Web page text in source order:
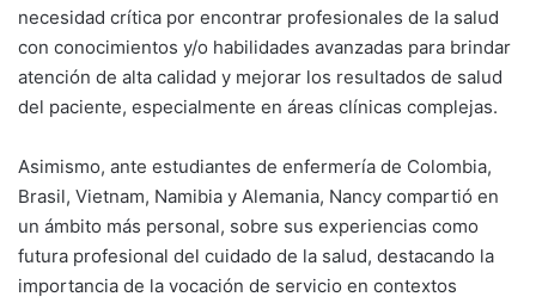
necesidad crítica por encontrar profesionales de la salud
con conocimientos y/o habilidades avanzadas para brindar
atención de alta calidad y mejorar los resultados de salud
del paciente, especialmente en áreas clínicas complejas.
Asimismo, ante estudiantes de enfermería de Colombia,
Brasil, Vietnam, Namibia y Alemania, Nancy compartió en
un ámbito más personal, sobre sus experiencias como
futura profesional del cuidado de la salud, destacando la
importancia de la vocación de servicio en contextos